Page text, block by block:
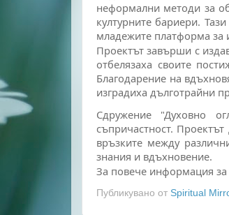
неформални методи за
културните бариери.
младежите платформа за
Проектът завърши с
отбелязаха своите
Благодарение на
изградиха дълготрайни
Сдружение "Духовно
съпричастност.
връзките между
знания и вдъхновение.
За повече информация
Публикувано от Spiritual